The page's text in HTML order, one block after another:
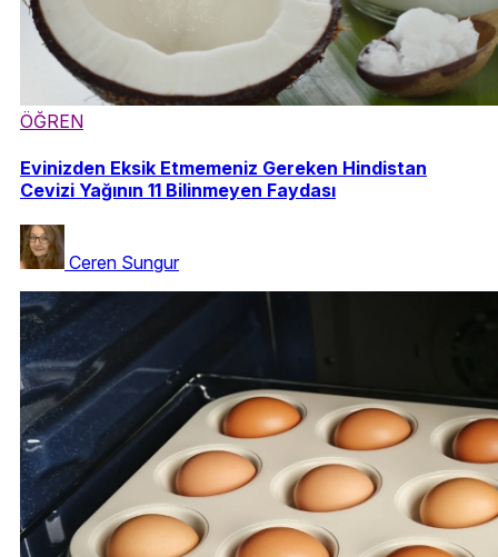
ÖĞREN
Evinizden Eksik Etmemeniz Gereken Hindistan
Cevizi Yağının 11 Bilinmeyen Faydası
Ceren Sungur